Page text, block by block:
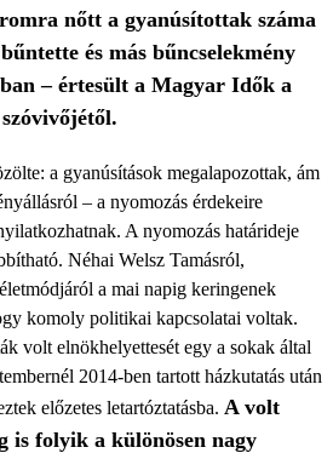
nőtt a gyanúsítottak száma
és más bűncselekmény
– értesült a Magyar Idők a
a gyanúsítások megalapozottak, ám
– a nyomozás érdekeire
A nyomozás határideje
Néhai Welsz Tamásról,
a mai napig keringenek
komoly politikai kapcsolatai voltak.
volt elnökhelyettesét egy a sokak által
2014-ben tartott házkutatás után
előzetes letartóztatásba. A volt
is folyik a különösen nagy